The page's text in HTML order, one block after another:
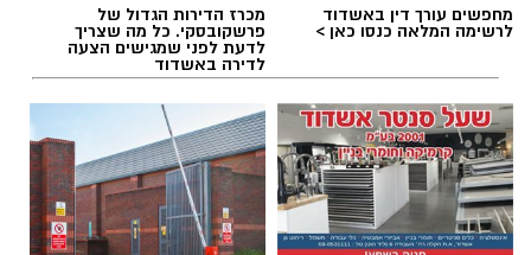
אלדה נתנאל / 09:20 07.08.26
תגים:ייעוד
מחפשים עורך דין באשדוד
לרשימה המלאה כנסו כאן >
מכרז הדירות הגדול של
פרשקובסקי. כל מה שצריך
לדעת לפני שמגישים הצעה
לדירה באשדוד